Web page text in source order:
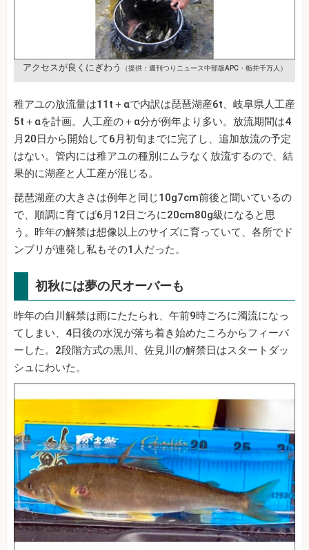
アクセスが良くにぎわう （提供：週刊つりニュース中部版APC・栃井千万人）
稚アユの放流量は11t＋αで内訳は琵琶湖産6t、岐阜県人工産
5t＋αを計画。人工産の＋α分が例年より多い。放流期間は4
月20日から開始して6月初旬までに完了し、追加放流の予定
はない。管内には稚アユの種別にムラなく放流するので、結
果的に湖産と人工産が混じる。
琵琶湖産の大きさは例年と同じ10g7cm前後と聞いているの
で、順調に育てば6月12日ごろに20cm80g級になると思
う。昨年の解禁は想像以上のサイズに育っていて、各所でド
ンブリが連発し私もその1人だった。
初秋には夢の尺オーバーも
昨年の白川解禁は雨にたたられ、午前9時ごろに濁流になっ
てしまい、4日後の水況が落ち着き始めたころからフィーバ
ーした。2段階方式の黒川、佐見川の解禁日はスタートダッ
シュにわいた。